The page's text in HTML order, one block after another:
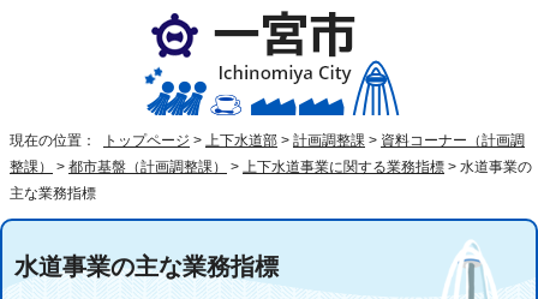
現在の位置： トップページ > 上下水道部 > 計画調整課 > 資料コーナー（計画調
整課）
> 都市基盤（計画調整課） > 上下水道事業に関する業務指標 > 水道事業の
主な業務指標
水道事業の主な業務指標